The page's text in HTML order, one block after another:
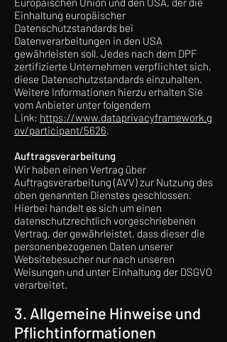
Einhaltung europäischer
Datenschutzstandards bei
Datenverarbeitungen in den USA
gewährleisten soll. Jedes nach dem DPF
zertifizierte Unternehmen verpflichtet sich,
diese Datenschutzstandards einzuhalten.
Weitere Informationen hierzu erhalten Sie
vom Anbieter unter folgendem
Link: https://www.dataprivacyframework.g
ov/participant/5626.
Auftragsverarbeitung
Wir haben einen Vertrag über
Auftragsverarbeitung (AVV) zur Nutzung des
oben genannten Dienstes geschlossen.
Hierbei handelt es sich um einen
datenschutzrechtlich vorgeschriebenen
Vertrag, der gewährleistet, dass dieser die
personenbezogenen Daten unserer
Websitebesucher nur nach unseren
Weisungen und unter Einhaltung der DSGVO
verarbeitet.
3. Allgemeine Hinweise und
Pflicht­informationen